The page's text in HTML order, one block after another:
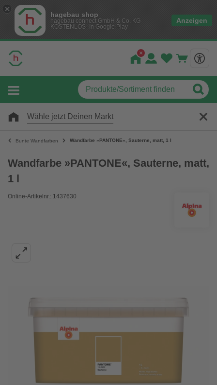
hagebau shop
hagebau connect GmbH & Co. KG
KOSTENLOS- In Google Play
Anzeigen
Wähle jetzt Deinen Markt
Bunte Wandfarben Wandfarbe »PANTONE«, Sauterne, matt, 1 l
Wandfarbe »PANTONE«, Sauterne, matt,
1 l
Online-Artikelnr.: 1437630